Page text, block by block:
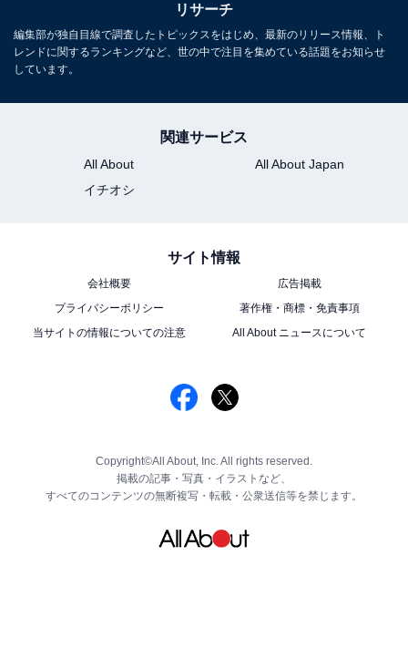
リサーチ
編集部が独自目線で調査したトピックスをはじめ、最新のリリース情報、ト
レンドに関するランキングなど、世の中で注目を集めている話題をお知らせ
しています。
関連サービス
All About
All About Japan
イチオシ
サイト情報
会社概要
広告掲載
プライバシーポリシー
著作権・商標・免責事項
当サイトの情報についての注意
All About ニュースについて
Copyright©All About, Inc. All rights reserved.
掲載の記事・写真・イラストなど、
すべてのコンテンツの無断複写・転載・公衆送信等を禁じます。